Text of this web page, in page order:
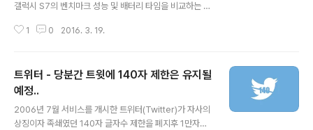
갤럭시 S7의 벤치마크 성능 및 배터리 타임을 비교하는 기
델을 바탕으로 비교한 결과에 따르면, 동일한 프로세서를
에서 차이가 있음을 대동소이한 모습을 보여주고 있습니
다. 다만, 안투투 벤치마크의 경우 LG G5가 138907점으
로 전작인 LG G4의 46449 및 갤럭시 S7의 103112보
다 월등히 높게 측정된 것으로 Greenbot측은 갤럭시 S7
1 0 2016. 3. 19.
트위터 - 당분간 트윗에 140자 제한은 유지될
예정..
2006년 7월 서비스를 개시한 트위터(Twitter)가 자사의
상징이자 족쇄였던 140자 글자수 제한을 폐지후 1만자로